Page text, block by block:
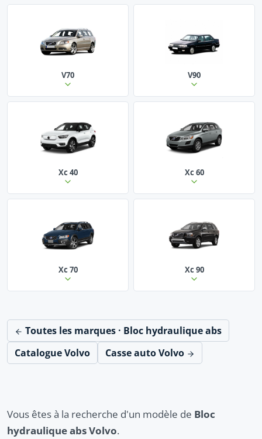
V70 V90
Xc 40 Xc 60
Xc 70 Xc 90
Toutes les marques · Bloc hydraulique abs
Catalogue Volvo
Casse auto Volvo
Vous êtes à la recherche d'un modèle de Bloc
hydraulique abs Volvo.